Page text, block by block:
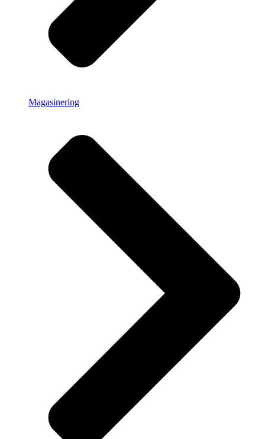
Magasinering